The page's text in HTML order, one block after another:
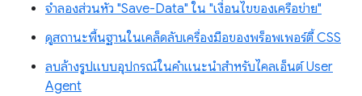
จำลองส่วนหัว "Save-Data" ใน "เงื่อนไขของเครือข่าย"
ดูสถานะพื้นฐานในเคล็ดลับเครื่องมือของพร็อพเพอร์ตี้ CSS
ลบล้างรูปแบบอุปกรณ์ในคำแนะนำสำหรับไคลเอ็นต์ User
Agent